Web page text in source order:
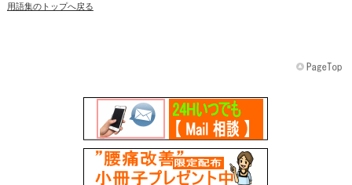
用語集のトップへ戻る